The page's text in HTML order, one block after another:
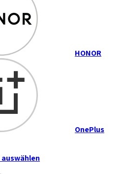
HONOR
OnePlus
auswählen